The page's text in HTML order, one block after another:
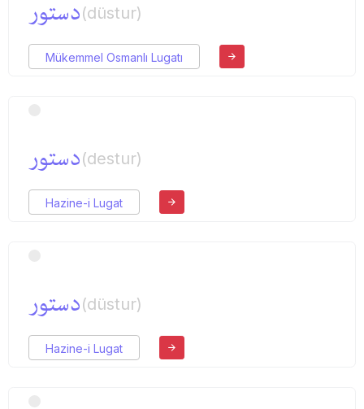
دستور(düstur)
Mükemmel Osmanlı Lugatı
دستور(destur)
Hazine-i Lugat
دستور(düstur)
Hazine-i Lugat